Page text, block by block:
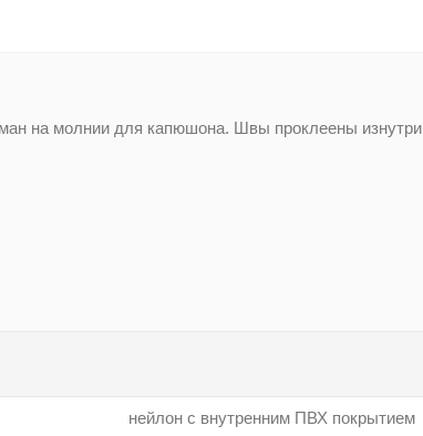
на молнии для капюшона. Швы проклеены изнутри
нейлон с внутренним ПВХ покрытием